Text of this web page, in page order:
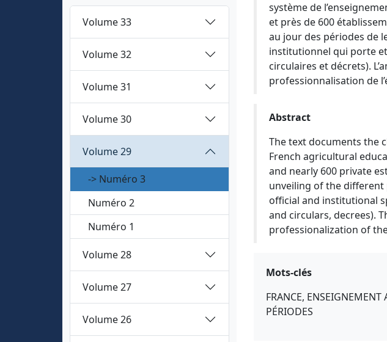
Volume 33
Volume 32
Volume 31
Volume 30
Volume 29
-> Numéro 3
Numéro 2
Numéro 1
Volume 28
Volume 27
Volume 26
système de
et près de 600
au jour des périodes de
institutionnel qui porte
circulaires et décrets).
professionnalisation de
Abstract
The text documents the
French agricultural
and nearly 600 private
unveiling of the different
official and institutional
and circulars, decrees).
professionalization of
Mots-clés
FRANCE, ENSEIGNEMENT
PÉRIODES